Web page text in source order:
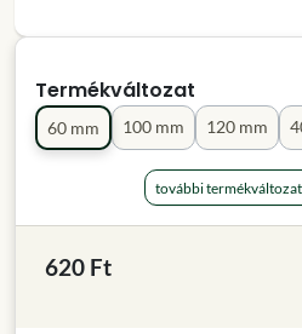
Termékváltozat
100 mm 120 mm
60 mm
további
620 Ft